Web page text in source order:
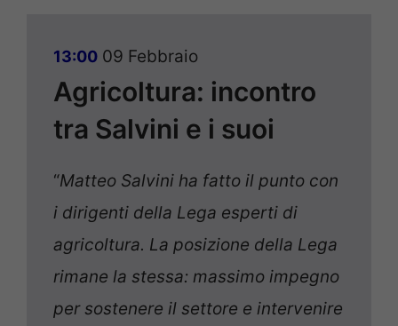
13:00 09 Febbraio
Agricoltura: incontro
tra Salvini e i suoi
“Matteo Salvini ha fatto il punto con
i dirigenti della Lega esperti di
agricoltura. La posizione della Lega
rimane la stessa: massimo impegno
per sostenere il settore e intervenire